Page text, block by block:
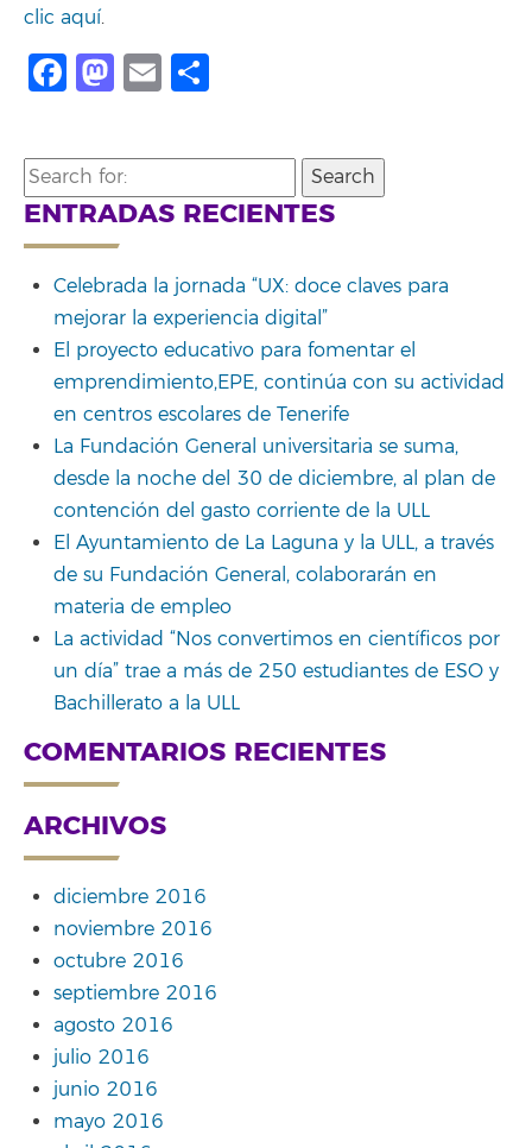
clic aquí.
Facebook
Mastodon
Email
Search
for:
ENTRADAS RECIENTES
Celebrada la jornada “UX: doce claves para
mejorar la experiencia digital”
El proyecto educativo para fomentar el
emprendimiento,EPE, continúa con su actividad
en centros escolares de Tenerife
La Fundación General universitaria se suma,
desde la noche del 30 de diciembre, al plan de
contención del gasto corriente de la ULL
El Ayuntamiento de La Laguna y la ULL, a través
de su Fundación General, colaborarán en
materia de empleo
La actividad “Nos convertimos en científicos por
un día” trae a más de 250 estudiantes de ESO y
Bachillerato a la ULL
COMENTARIOS RECIENTES
ARCHIVOS
diciembre 2016
noviembre 2016
octubre 2016
septiembre 2016
agosto 2016
julio 2016
junio 2016
mayo 2016